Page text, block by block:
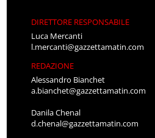
DIRETTORE RESPONSABILE
Luca Mercanti
l.mercanti@gazzettamatin.com
REDAZIONE
Alessandro Bianchet
a.bianchet@gazzettamatin.com
Danila Chenal
d.chenal@gazzettamatin.com